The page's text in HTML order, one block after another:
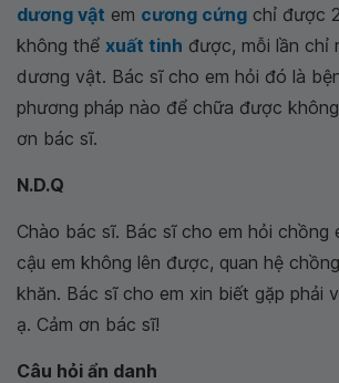
dương vật em cương cứng chỉ được
không thể xuất tinh được, mỗi lần chỉ
dương vật. Bác sĩ cho em hỏi đó là
phương pháp nào để chữa được
ơn bác sĩ.
N.D.Q
Chào bác sĩ. Bác sĩ cho em hỏi chồng
cậu em không lên được, quan hệ
khăn. Bác sĩ cho em xin biết gặp phải
ạ. Cảm ơn bác sĩ!
Câu hỏi ẩn danh